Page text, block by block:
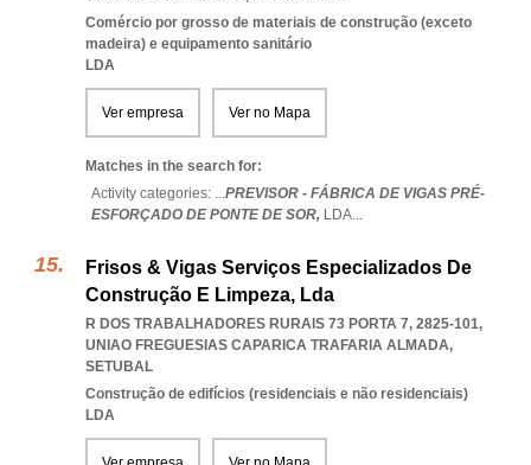
Comércio por grosso de materiais de construção (exceto
madeira) e equipamento sanitário
LDA
Ver empresa Ver no Mapa
Matches in the search for:
Activity categories: ...PREVISOR - FÁBRICA DE VIGAS PRÉ-
ESFORÇADO DE PONTE DE SOR, LDA...
Frisos & Vigas Serviços Especializados De
Construção E Limpeza, Lda
R DOS TRABALHADORES RURAIS 73 PORTA 7, 2825-101,
UNIAO FREGUESIAS CAPARICA TRAFARIA ALMADA,
SETUBAL
Construção de edifícios (residenciais e não residenciais)
LDA